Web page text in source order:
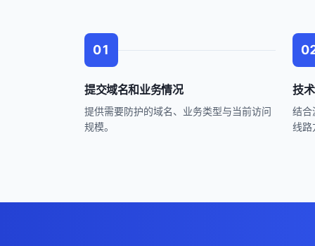
01
提交域名和业务情况
提供需要防护的域名、业务类型与当前访问
规模。
技
结合
线路